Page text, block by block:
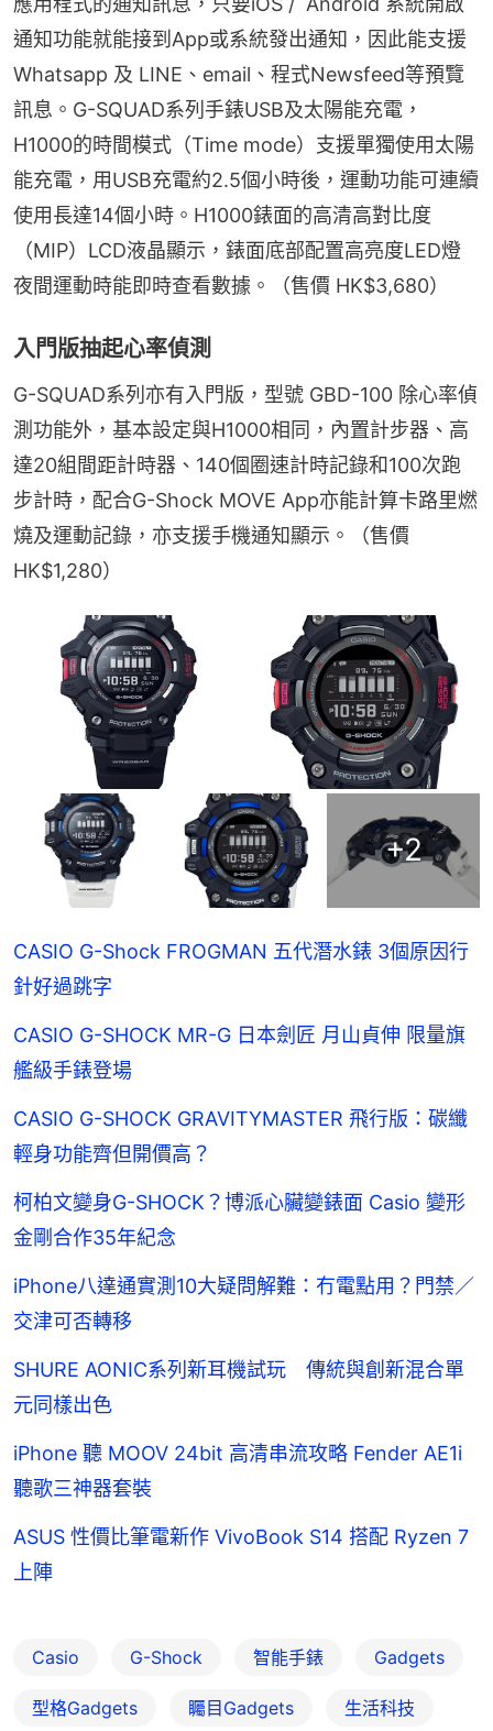
通知功能就能接到App或系統發出通知，因此能支援
Whatsapp 及 LINE、email、程式Newsfeed等預覽
訊息。G-SQUAD系列手錶USB及太陽能充電，
H1000的時間模式（Time mode）支援單獨使用太陽
能充電，用USB充電約2.5個小時後，運動功能可連續
使用長達14個小時。H1000錶面的高清高對比度
（MIP）LCD液晶顯示，錶面底部配置高亮度LED燈
夜間運動時能即時查看數據。（售價 HK$3,680）
入門版抽起心率偵測
G-SQUAD系列亦有入門版，型號 GBD-100 除心率偵
測功能外，基本設定與H1000相同，內置計步器、高
達20組間距計時器、140個圈速計時記錄和100次跑
步計時，配合G-Shock MOVE App亦能計算卡路里燃
燒及運動記錄，亦支援手機通知顯示。（售價
HK$1,280）
+2
CASIO G-Shock FROGMAN 五代潛水錶 3個原因行
針好過跳字
CASIO G-SHOCK MR-G 日本劍匠 月山貞伸 限量旗
艦級手錶登場
CASIO G-SHOCK GRAVITYMASTER 飛行版：碳纖
輕身功能齊但開價高？
柯柏文變身G-SHOCK？博派心臟變錶面 Casio 變形
金剛合作35年紀念
iPhone八達通實測10大疑問解難：冇電點用？門禁／
交津可否轉移
SHURE AONIC系列新耳機試玩 傳統與創新混合單
元同樣出色
iPhone 聽 MOOV 24bit 高清串流攻略 Fender AE1i
聽歌三神器套裝
ASUS 性價比筆電新作 VivoBook S14 搭配 Ryzen 7
上陣
Casio G-Shock 智能手錶 Gadgets
型格Gadgets 矚目Gadgets 生活科技